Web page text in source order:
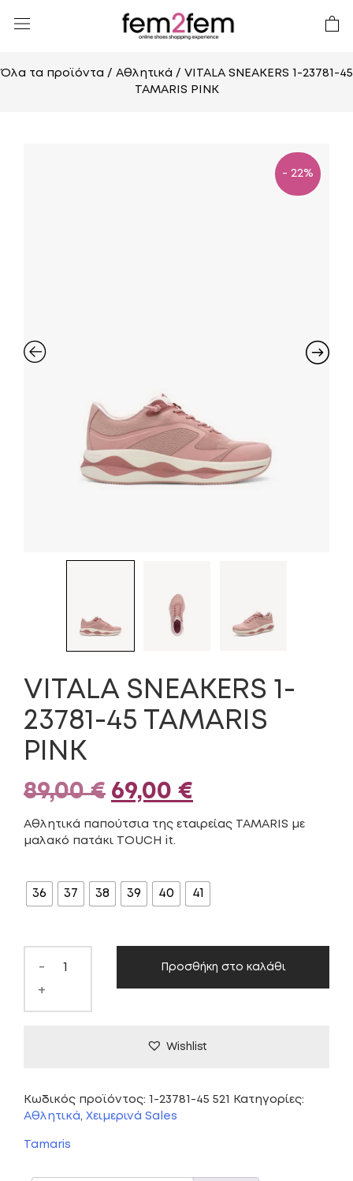
Όλα τα προϊόντα / Αθλητικά / VITALA SNEAKERS 1-23781-45
TAMARIS PINK
- 22%
VITALA SNEAKERS 1-
23781-45 TAMARIS
PINK
89,00€ Original
price
89,00 €.
69,00 €
τρέχουσα
είναι:
Αθλητικά παπούτσια της εταιρείας TAMARIS με
μαλακό πατάκι TOUCH it.
36 37 38 39 40 41
-
+
Προσθήκη στο καλάθι
Wishlist
Κωδικός προϊόντος: 1-23781-45 521
Κατηγορίες:
Αθλητικά, Χειμερινά Sales
Tamaris